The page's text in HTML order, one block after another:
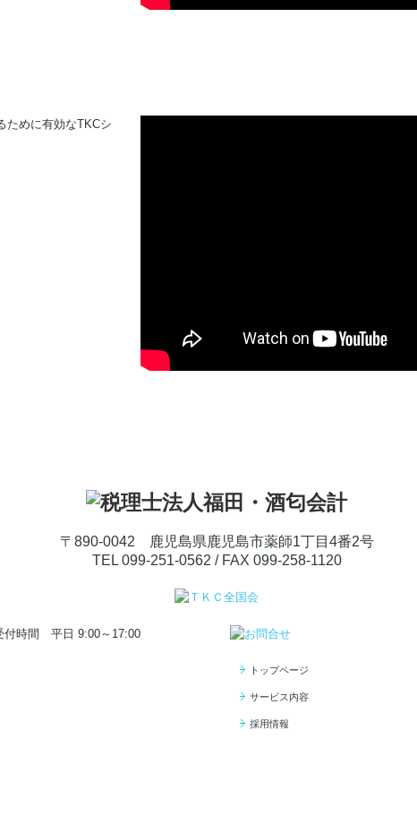
ために有効なTKCシ
〒890-0042
鹿児島県鹿児島市薬師1丁目4番2号
TEL 099-251-0562 / FAX 099-258-1120
トップページ
サービス内容
採用情報